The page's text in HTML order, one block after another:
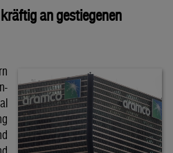
an gestiegenen